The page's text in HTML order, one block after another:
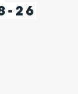
26